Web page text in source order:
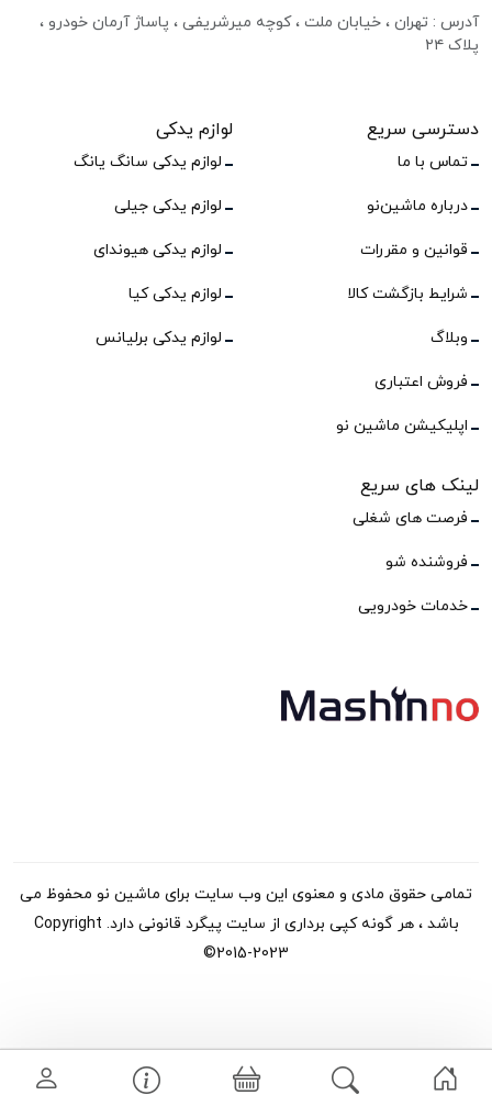
آدرس : تهران ، خیابان ملت ، کوچه میرشریفی ، پاساژ آرمان خودرو ،
پلاک ۲۴
دسترسی سریع
تماس با ما
درباره ماشین‌نو
قوانین و مقررات
شرایط بازگشت کالا
وبلاگ
فروش اعتباری
اپلیکیشن ماشین نو
لوازم یدکی
لوازم یدکی سانگ یانگ
لوازم یدکی جیلی
لوازم یدکی هیوندای
لوازم یدکی کیا
لوازم یدکی برلیانس
لینک های سریع
فرصت های شغلی
فروشنده شو
خدمات خودرویی
تمامی حقوق مادی و معنوی این وب سایت برای ماشین نو محفوظ می
باشد ، هر گونه کپی برداری از سایت پیگرد قانونی دارد. Copyright
©2015-2023